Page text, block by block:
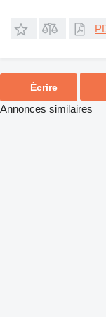
Écrire
Annonces similaires